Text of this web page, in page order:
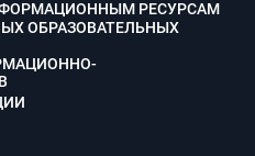
РЕСУРСАМ
ОБРАЗОВАТЕЛЬНЫХ